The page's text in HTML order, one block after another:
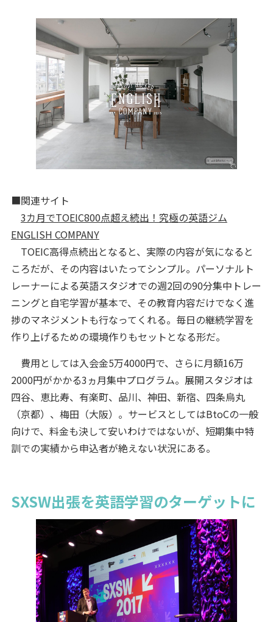
■関連サイト
3カ月でTOEIC800点超え続出！究極の英語ジム
ENGLISH COMPANY
TOEIC高得点続出となると、実際の内容が気になると
ころだが、その内容はいたってシンプル。パーソナルト
レーナーによる英語スタジオでの週2回の90分集中トレー
ニングと自宅学習が基本で、その教育内容だけでなく進
捗のマネジメントも行なってくれる。毎日の継続学習を
作り上げるための環境作りもセットとなる形だ。
費用としては入会金5万4000円で、さらに月額16万
2000円がかかる3ヵ月集中プログラム。展開スタジオは
四谷、恵比寿、有楽町、品川、神田、新宿、四条烏丸
（京都）、梅田（大阪）。サービスとしてはBtoCの一般
向けで、料金も決して安いわけではないが、短期集中特
訓での実績から申込者が絶えない状況にある。
SXSW出張を英語学習のターゲットに